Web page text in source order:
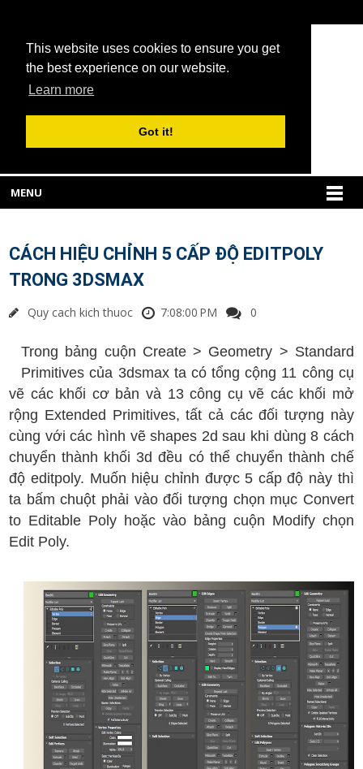
This website uses cookies to ensure you get
the best experience on our website.
Learn more
Got it!
MENU
CÁCH HIỆU CHỈNH 5 CẤP ĐỘ EDITPOLY
TRONG 3DSMAX
Quy cach kich thuoc 7:08:00 PM 0
Trong bảng cuộn Create > Geometry > Standard
Primitives của 3dsmax ta có tổng cộng 11 công cụ
vẽ các khối cơ bản và 13 công cụ vẽ các khối mở
rộng Extended Primitives, tất cả các đối tượng này
cùng với các hình vẽ shapes 2d sau khi dùng 8 cách
chuyển thành khối 3d đều có thể chuyển thành chế
độ editpoly. Muốn hiệu chỉnh được 5 cấp độ này thì
ta bấm chuột phải vào đối tượng chọn mục Convert
to Editable Poly hoặc vào bảng cuộn Modify chọn
Edit Poly.